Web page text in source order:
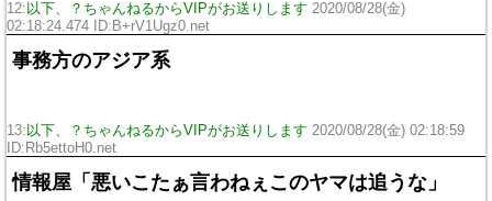
12: 以下、？ちゃんねるからVIPがお送りします 2020/08/28(金)
02:18:24.474 ID:B+rV1Ugz0.net
事務方のアジア系
13: 以下、？ちゃんねるからVIPがお送りします 2020/08/28(金) 02:18:59
ID:Rb5ettoH0.net
情報屋「悪いこたぁ言わねぇこのヤマは追うな」